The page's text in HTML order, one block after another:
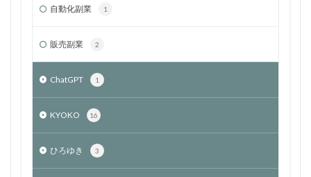
自動化副業 1
販売副業 2
ChatGPT 1
KYOKO 16
ひろゆき 3